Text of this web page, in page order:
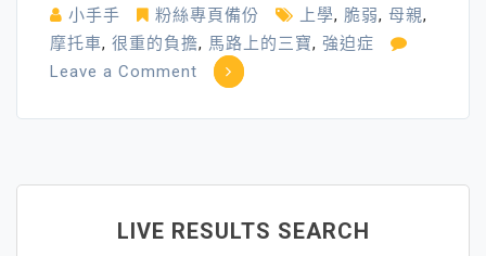
小手手 粉絲專頁備份 上學, 脆弱, 母親,
摩托車, 很重的負擔, 馬路上的三寶, 強迫症
Leave a Comment on
子
的
LIVE RESULTS SEARCH